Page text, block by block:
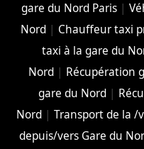
gare du Nord Paris |
Nord | Chauffeur taxi
taxi à la gare du
Nord| Récupération
gare du Nord|
Nord| Transport de la /
depuis/vers Gare du